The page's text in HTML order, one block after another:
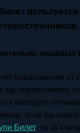
дешёвых
предложения от
жд-перевозчиков,
и находить
если вы ищете
Билет, то за